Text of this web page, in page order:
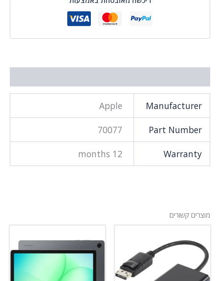
Manufacturer
Apple
Part Number
70077
Warranty
12 months
מוצרים קשורים